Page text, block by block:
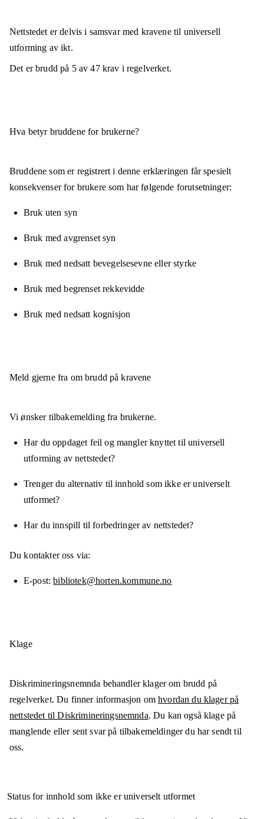
Nettstedet erdelvis i samsvarmed kravene til universell
utforming av ikt.
Det er brudd på 5av47krav i regelverket.
Hva betyr bruddene for brukerne?
Bruddene som er registrert i denne erklæringen får spesielt
konsekvenser for brukere som har følgende forutsetninger:
Bruk uten syn
Bruk med avgrenset syn
Bruk med nedsatt bevegelsesevne eller styrke
Bruk med begrenset rekkevidde
Bruk med nedsatt kognisjon
Meld gjerne fra om brudd på kravene
Vi ønsker tilbakemelding fra brukerne.
Har du oppdaget feil og mangler knyttet til universell
utforming av nettstedet?
Trenger du alternativ til innhold som ikke er universelt
utformet?
Har du innspill til forbedringer av nettstedet?
Du kontakter oss via:
E-post bibliotek@horten.kommune.no
Klage
Diskrimineringsnemnda behandler klager om brudd på
regelverket. Du finner informasjon omhvordan du klager på
nettstedet til Diskrimineringsnemnda. Du kan også klage på
manglende eller sent svar på tilbakemeldinger du har sendt til
oss.
Status for innhold som ikke er universelt utformet